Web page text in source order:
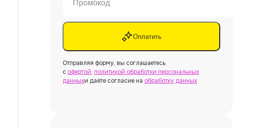
Оплатить
Отправляя форму, вы соглашаетесь
с офертой, политикой обработки персональных
данныхи даёте согласие на обработку данных